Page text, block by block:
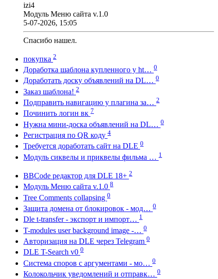
izi4
Модуль Меню сайта v.1.0
5-07-2026, 15:05
Спасибо нашел.
покупка 2
Доработка шаблона купленного у ht… 0
Доработать доску объявлений на DL… 0
Заказ шаблона! 2
Подправить навигацию у плагина за… 2
Починить логин вк 7
Нужна мини-доска объявлений на DL… 0
Регистрация по QR коду 4
Требуется доработать сайт на DLE 0
Модуль сиквелы и приквелы фильма … 1
BBCode редактор для DLE 18+ 2
Модуль Меню сайта v.1.0 8
Tree Comments collapsing 0
Защита домена от блокировок - мод… 0
Dle t-transfer - экспорт и импорт… 1
T-modules user background image -… 0
Авторизация на DLE через Telegram 0
DLE T-Search v0 0
Система споров с аргументами - мо… 0
Колокольчик уведомлений и отправк… 0